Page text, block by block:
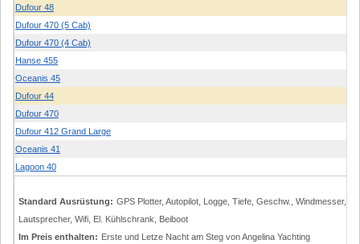
Dufour 48
Dufour 470 (5 Cab)
Dufour 470 (4 Cab)
Hanse 455
Oceanis 45
Dufour 44
Dufour 470
Dufour 412 Grand Large
Oceanis 41
Lagoon 40
Standard Ausrüstung: GPS Plotter, Autopilot, Logge, Tiefe, Geschw., Windmesser,
Lautsprecher, Wifi, El. Kühlschrank, Beiboot
Im Preis enthalten: Erste und Letze Nacht am Steg von Angelina Yachting